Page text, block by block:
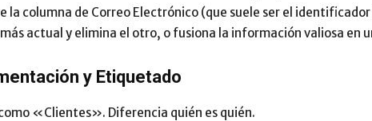
la columna de Correo Electrónico (que suele ser el
actual y elimina el otro, o fusiona la información valiosa en
y Etiquetado
«Clientes». Diferencia quién es quién.